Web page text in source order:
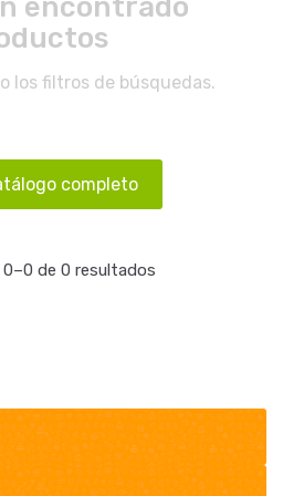
los filtros de búsquedas.
completo
de 0 resultados